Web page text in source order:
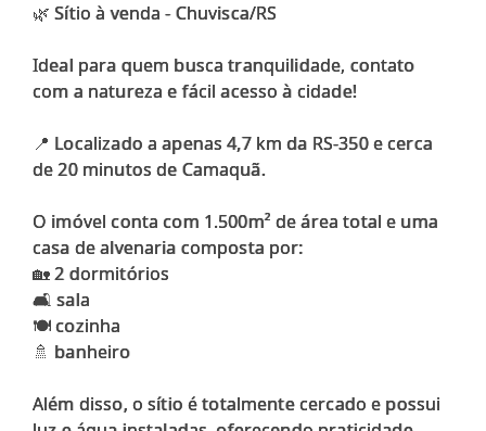
🌿 Sítio à venda - Chuvisca/RS
Ideal para quem busca tranquilidade, contato
com a natureza e fácil acesso à cidade!
📍 Localizado a apenas 4,7 km da RS-350 e cerca
de 20 minutos de Camaquã.
O imóvel conta com 1.500m² de área total e uma
casa de alvenaria composta por:
🏡 2 dormitórios
🛋️ sala
🍽️ cozinha
🚿 banheiro
Além disso, o sítio é totalmente cercado e possui